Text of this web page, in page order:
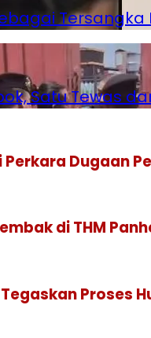
Tersangka
Satu Tewas
Dugaan
di THM
Proses